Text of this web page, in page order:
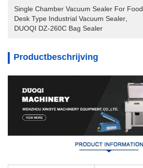
Single Chamber Vacuum Sealer For Food
Desk Type Industrial Vacuum Sealer
DUOQI DZ-260C Bag Sealer
Productbeschrijving